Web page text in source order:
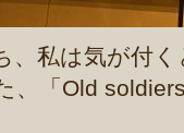
私は気が付
「Old